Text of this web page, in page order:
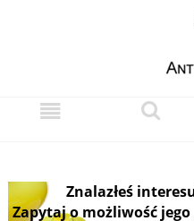
Znalazłeś
Zapytaj o możliwość